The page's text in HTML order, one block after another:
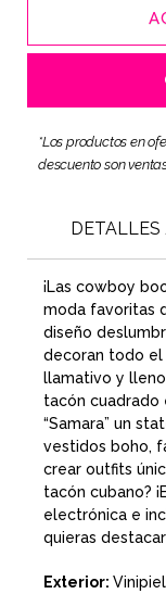
*Los productos en
descuento son
¡Las cowboy
moda favoritas
diseño
decoran todo el
llamativo y
tacón cuadrado
“Samara” un
vestidos boho,
crear outfits
tacón cubano?
electrónica e
quieras
Exterior: